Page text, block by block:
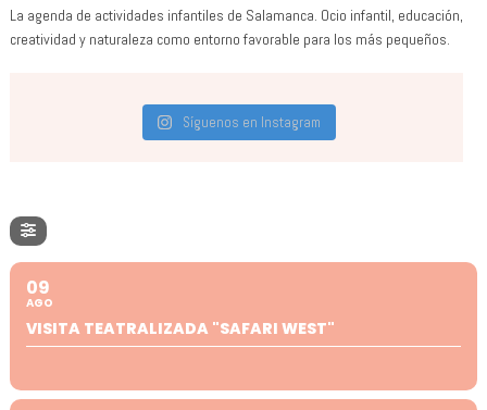
La agenda de actividades infantiles de Salamanca. Ocio infantil, educación,
creatividad y naturaleza como entorno favorable para los más pequeños.
Síguenos en Instagram
09
AGO
VISITA TEATRALIZADA "SAFARI WEST"